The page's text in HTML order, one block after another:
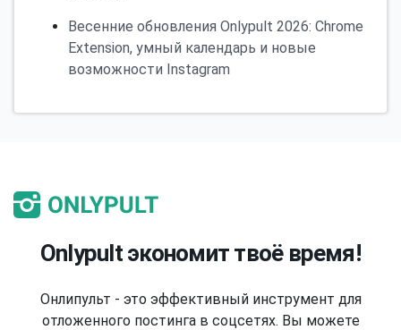
Весенние обновления Onlypult 2026: Chrome
Extension, умный календарь и новые
возможности Instagram
Onlypult экономит твоё время!
Онлипульт - это эффективный инструмент для
отложенного постинга в соцсетях. Вы можете